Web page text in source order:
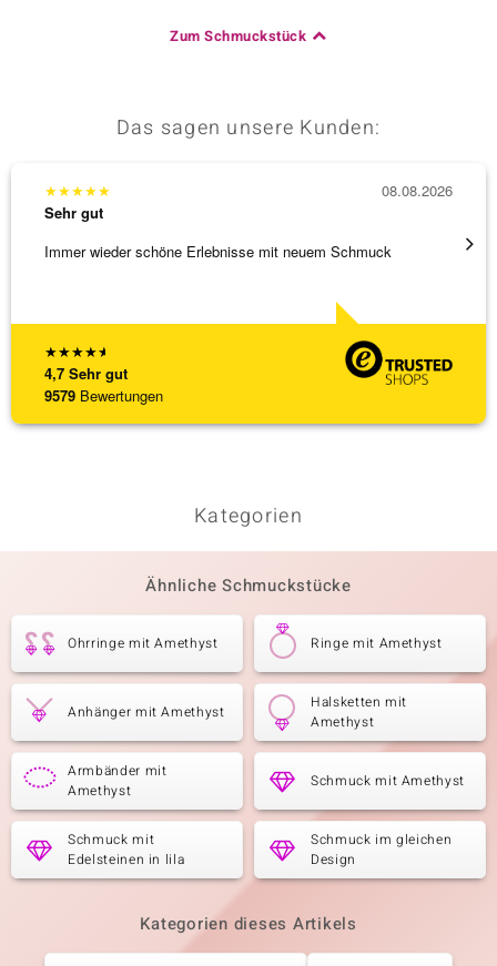
Zum Schmuckstück
Das sagen unsere Kunden:
★★★★★
4,7 Sehr gut
9579 Bewertungen
★★★★★
Sehr gut
Immer wieder schöne Erlebnisse mit neuem Schmuck
08.08.2026
Kategorien
Ähnliche Schmuckstücke
Ohrringe mit Amethyst Ringe mit Amethyst
Anhänger mit Amethyst
Halsketten mit
Amethyst
Armbänder mit
Amethyst
Schmuck mit Amethyst
Schmuck mit
Edelsteinen in lila
Schmuck im gleichen
Design
Kategorien dieses Artikels